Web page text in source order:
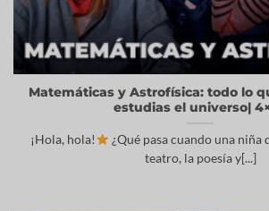
Matemáticas y Astrofísica: todo lo
estudias el universo|
¡Hola, hola!
¿Qué pasa cuando una niña
teatro, la poesía y[...]